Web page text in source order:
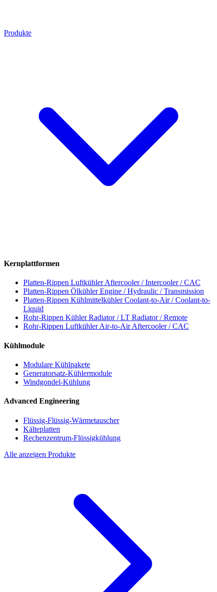
Produkte
Kernplattformen
Platten-Rippen LuftkühlerAftercooler / Intercooler / CAC
Platten-Rippen ÖlkühlerEngine / Hydraulic / Transmission
Platten-Rippen KühlmittelkühlerCoolant-to-Air / Coolant-to-
Liquid
Rohr-Rippen KühlerRadiator / LT Radiator / Remote
Rohr-Rippen LuftkühlerAir-to-Air Aftercooler / CAC
Kühlmodule
Modulare Kühlpakete
Generatorsatz-Kühlermodule
Windgondel-Kühlung
Advanced Engineering
Flüssig-Flüssig-Wärmetauscher
Kälteplatten
Rechenzentrum-Flüssigkühlung
Alle anzeigen Produkte